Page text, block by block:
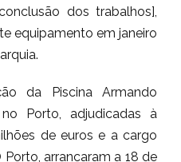
dos trabalhos],
equipamento em janeiro
da Piscina Armando
Porto, adjudicadas à
de euros e a cargo
arrancaram a 18 de